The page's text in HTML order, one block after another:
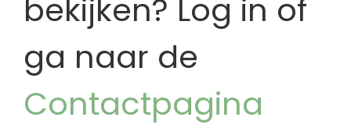
bekijken? Log in of
ga naar de
Contactpagina